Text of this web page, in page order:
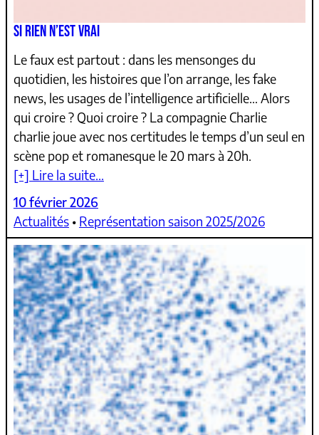
SI RIEN N’EST VRAI
Le faux est partout : dans les mensonges du
quotidien, les histoires que l’on arrange, les fake
news, les usages de l’intelligence artificielle… Alors
qui croire ? Quoi croire ? La compagnie Charlie
charlie joue avec nos certitudes le temps d’un seul en
scène pop et romanesque le 20 mars à 20h.
[+] Lire la suite…
10 février 2026
Actualités • Représentation saison 2025/2026